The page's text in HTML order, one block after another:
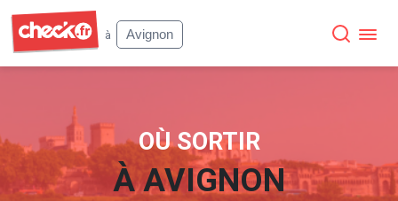
à
Avignon
OÙ SORTIR
ÀAVIGNON